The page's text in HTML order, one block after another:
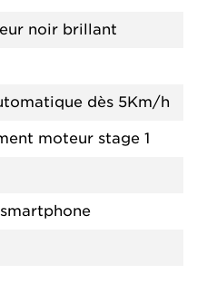
noir brillant
dès 5Km/h
moteur stage 1